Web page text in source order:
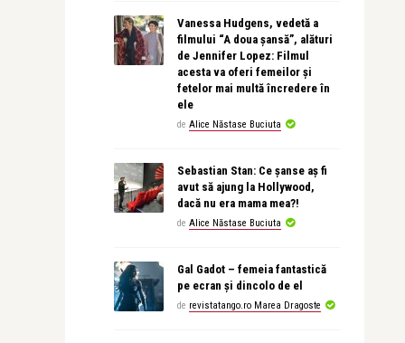
Vanessa Hudgens, vedetă a
filmului “A doua șansă”, alături
de Jennifer Lopez: Filmul
acesta va oferi femeilor și
fetelor mai multă încredere în
ele
de Alice Năstase Buciuta
Sebastian Stan: Ce șanse aș fi
avut să ajung la Hollywood,
dacă nu era mama mea?!
de Alice Năstase Buciuta
Gal Gadot – femeia fantastică
pe ecran și dincolo de el
de revistatango.ro Marea Dragoste